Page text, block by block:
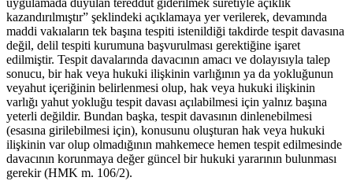
uygulamada duyulan tereddüt giderilmek suretiyle açıklık
kazandırılmıştır” şeklindeki açıklamaya yer verilerek, devamında
maddi vakıaların tek başına tespiti istenildiği takdirde tespit davasına
değil, delil tespiti kurumuna başvurulması gerektiğine işaret
edilmiştir. Tespit davalarında davacının amacı ve dolayısıyla talep
sonucu, bir hak veya hukuki ilişkinin varlığının ya da yokluğunun
veyahut içeriğinin belirlenmesi olup, hak veya hukuki ilişkinin
varlığı yahut yokluğu tespit davası açılabilmesi için yalnız başına
yeterli değildir. Bundan başka, tespit davasının dinlenebilmesi
(esasına girilebilmesi için), konusunu oluşturan hak veya hukuki
ilişkinin var olup olmadığının mahkemece hemen tespit edilmesinde
davacının korunmaya değer güncel bir hukuki yararının bulunması
gerekir (HMK m. 106/2).